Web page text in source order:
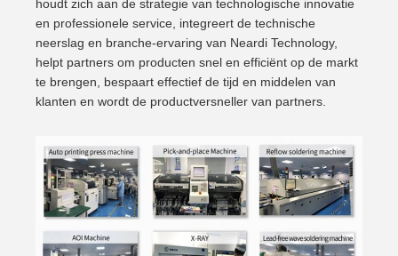
houdt zich aan de strategie van technologische innovatie
en professionele service, integreert de technische
neerslag en branche-ervaring van Neardi Technology,
helpt partners om producten snel en efficiënt op de markt
te brengen, bespaart effectief de tijd en middelen van
klanten en wordt de productversneller van partners.